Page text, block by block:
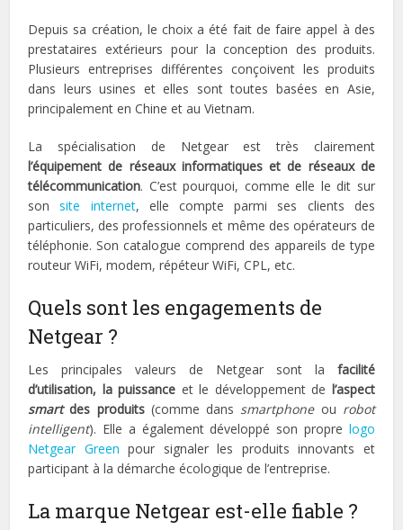
Depuis sa création, le choix a été fait de faire appel à des
prestataires extérieurs pour la conception des produits.
Plusieurs entreprises différentes conçoivent les produits
dans leurs usines et elles sont toutes basées en Asie,
principalement en Chine et au Vietnam.
La spécialisation de Netgear est très clairement
l’équipement de réseaux informatiques et de réseaux de
télécommunication. C’est pourquoi, comme elle le dit sur
sonsite internet, elle compte parmi ses clients des
particuliers, des professionnels et même des opérateurs de
téléphonie. Son catalogue comprend des appareils de type
routeur WiFi, modem, répéteur WiFi, CPL, etc.
Quels sont les engagements de
Netgear ?
Les principales valeurs de Netgear sont la facilité
d’utilisation, la puissance et le développement de l’aspect
smartdes produits(comme dans smartphoneou robot
intelligent). Elle a également développé son propre logo
Netgear Green pour signaler les produits innovants et
participant à la démarche écologique de l’entreprise.
La marque Netgear est-elle fiable ?